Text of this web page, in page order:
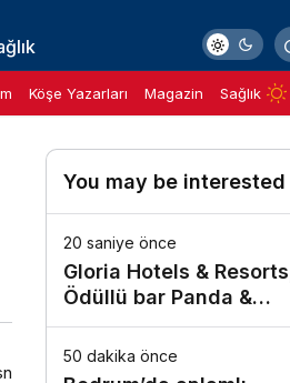
Köşe Yazarları Magazin Sağlık
You may be interested
20 saniye önce
Gloria Hotels & Resorts,
Ödüllü bar Panda &
Sons ile unutulmaz bir
Miksoloji Gecesine İmza
Attı
50 dakika önce